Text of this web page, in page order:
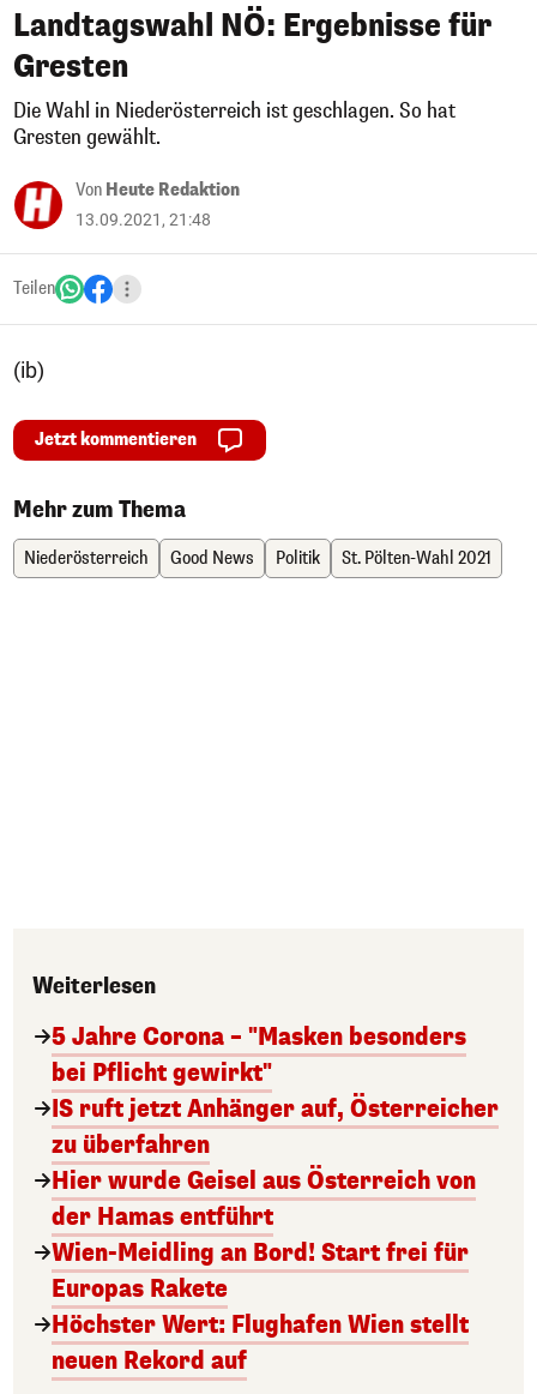
Landtagswahl NÖ: Ergebnisse für
Gresten
Die Wahl in Niederösterreich ist geschlagen. So hat
Gresten gewählt.
Von Heute Redaktion
13.09.2021, 21:48
Teilen
(ib)
Jetzt kommentieren
Mehr zum Thema
Niederösterreich Good News Politik St. Pölten-Wahl 2021
Weiterlesen
5 Jahre Corona – "Masken besonders
bei Pflicht gewirkt"
IS ruft jetzt Anhänger auf, Österreicher
zu überfahren
Hier wurde Geisel aus Österreich von
der Hamas entführt
Wien-Meidling an Bord! Start frei für
Europas Rakete
Höchster Wert: Flughafen Wien stellt
neuen Rekord auf